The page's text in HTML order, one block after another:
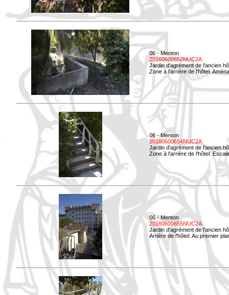
06 - Menton
20160600652NUC2A
Jardin d'agrément de l'ancien
Zone à l'arrière de l'hôtel.
06 - Menton
20160600654NUC2A
Jardin d'agrément de l'ancien
Zone à l'arrière de l'hôtel.
06 - Menton
20160600655NUC2A
Jardin d'agrément de l'ancien
Arrière de l'hôtel. Au premier